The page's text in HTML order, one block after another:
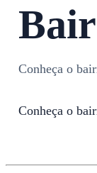
Conheça o
Conheça o